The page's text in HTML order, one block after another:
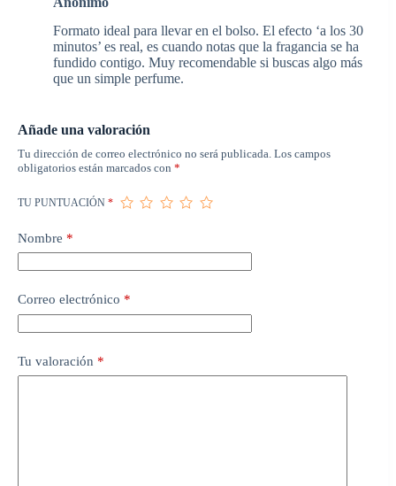
Formato ideal para llevar en el bolso. El efecto ‘a los 30
minutos’ es real, es cuando notas que la fragancia se ha
fundido contigo. Muy recomendable si buscas algo más
que un simple perfume.
Añade una valoración
Tu dirección de correo electrónico no será publicada. Los campos
obligatorios están marcados con *
TU PUNTUACIÓN *
Nombre *
Correo electrónico *
Tu valoración *